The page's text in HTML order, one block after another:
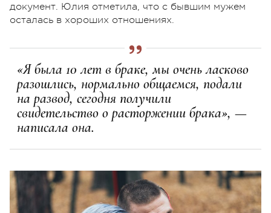
документ. Юлия отметила, что с бывшим мужем
осталась в хороших отношениях.
«Я была 10 лет в браке, мы очень ласково
разошлись, нормально общаемся, подали
на развод, сегодня получили
свидетельство о расторжении брака», —
написала она.